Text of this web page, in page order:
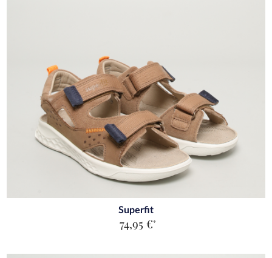
Superfit
74,95 €*